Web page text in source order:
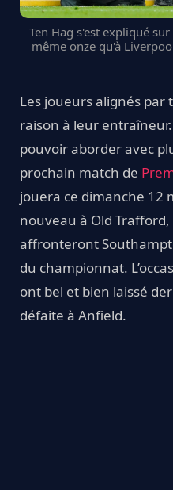
Ten Hag s'est expliqué
même onze qu'à
Les joueurs alignés par
raison à leur
pouvoir aborder avec
prochain match de
jouera ce dimanche 12
nouveau à Old Trafford,
affronteront
du championnat.
ont bel et bien laissé
défaite à Anfield.